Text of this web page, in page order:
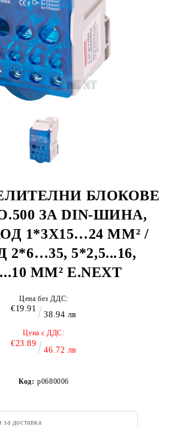
БЛОКОВЕ
ЗА DIN-ШИНА,
1*3X15…24 MM² /
5*2,5...16,
MM² E.NEXT
Цена без ДДС:
€19.91
38.94 лв
Цена с ДДС:
€23.89
46.72 лв
Код: p0680006
доставка